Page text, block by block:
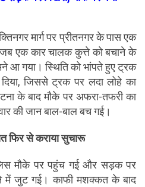
मार्ग पर प्रीतनगर के पास एक
एक कार चालक कुत्ते को बचाने के
आ गया। स्थिति को भांपते हुए ट्रक
जिससे ट्रक पर लदा लोहे का
के बाद मौके पर अफरा-तफरी का
की जान बाल-बाल बच गई।
फिर से कराया सुचारू
मौके पर पहुंच गई और सड़क पर
में जुट गई। काफी मशक्कत के बाद